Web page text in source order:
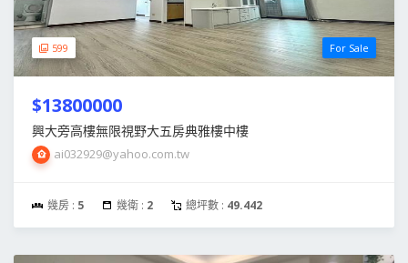
599 For Sale
$13800000
興大旁高樓無限視野大五房典雅樓中樓
ai032929@yahoo.com.tw
幾房 : 5 幾衛 : 2 總坪數 : 49.442